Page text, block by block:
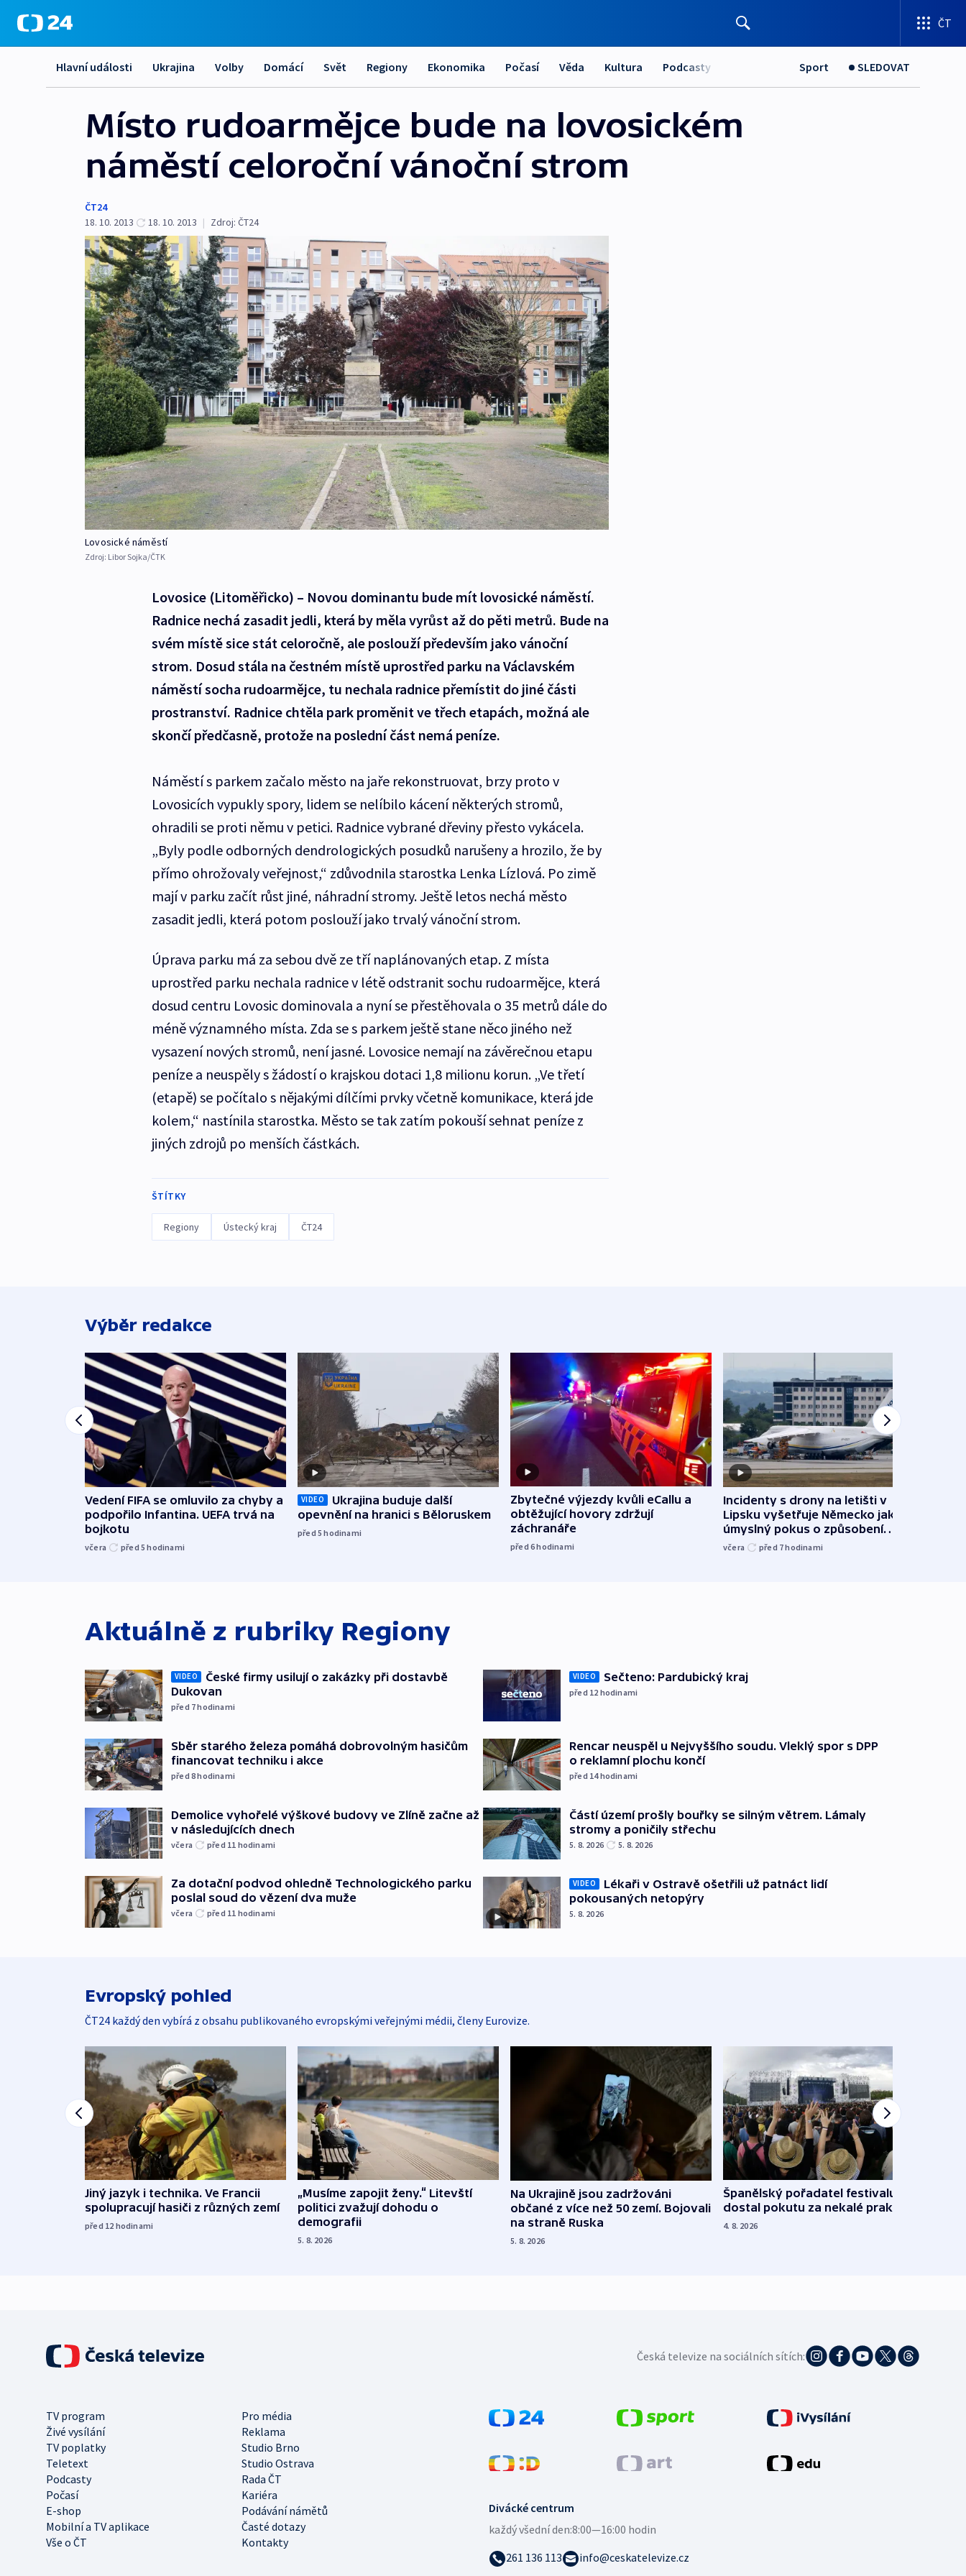
ČT
Hlavní události Ukrajina Volby Domácí Svět Regiony Ekonomika Počasí Věda Kultura Podcasty Sport SLEDOVAT
Místo rudoarmějce bude na lovosickém
náměstí celoroční vánoční strom
ČT24
18. 10. 2013
18. 10. 2013 | Zdroj: ČT24
Lovosické náměstí
Zdroj: Libor Sojka/ČTK
Lovosice (Litoměřicko) – Novou dominantu bude mít lovosické náměstí.
Radnice nechá zasadit jedli, která by měla vyrůst až do pěti metrů. Bude na
svém místě sice stát celoročně, ale poslouží především jako vánoční
strom. Dosud stála na čestném místě uprostřed parku na Václavském
náměstí socha rudoarmějce, tu nechala radnice přemístit do jiné části
prostranství. Radnice chtěla park proměnit ve třech etapách, možná ale
skončí předčasně, protože na poslední část nemá peníze.
Náměstí s parkem začalo město na jaře rekonstruovat, brzy proto v
Lovosicích vypukly spory, lidem se nelíbilo kácení některých stromů,
ohradili se proti němu v petici. Radnice vybrané dřeviny přesto vykácela.
„Byly podle odborných dendrologických posudků narušeny a hrozilo, že by
přímo ohrožovaly veřejnost,“ zdůvodnila starostka Lenka Lízlová. Po zimě
mají v parku začít růst jiné, náhradní stromy. Ještě letos nechá město
zasadit jedli, která potom poslouží jako trvalý vánoční strom.
Úprava parku má za sebou dvě ze tří naplánovaných etap. Z místa
uprostřed parku nechala radnice v létě odstranit sochu rudoarmějce, která
dosud centru Lovosic dominovala a nyní se přestěhovala o 35 metrů dále do
méně významného místa. Zda se s parkem ještě stane něco jiného než
vysazení nových stromů, není jasné. Lovosice nemají na závěrečnou etapu
peníze a neuspěly s žádostí o krajskou dotaci 1,8 milionu korun. „Ve třetí
(etapě) se počítalo s nějakými dílčími prvky včetně komunikace, která jde
kolem,“ nastínila starostka. Město se tak zatím pokouší sehnat peníze z
jiných zdrojů po menších částkách.
ŠTÍTKY
Regiony Ústecký kraj ČT24
Výběr redakce
Vedení FIFA se omluvilo za chyby a
podpořilo Infantina. UEFA trvá na
bojkotu
včera před 5hodinami
VIDEO
Ukrajina buduje další
opevnění na hranici s Běloruskem
před 5hodinami
Zbytečné výjezdy kvůli eCallu a
obtěžující hovory zdržují
záchranáře
před 6hodinami
Incidenty s drony na letišti v
Lipsku vyšetřuje Německo jako
úmyslný pokus o způsobení
exploze
včera před 7hodinami
Aktuálně z rubriky Regiony
VIDEO
České firmy usilují o zakázky při dostavbě
Dukovan
před 7hodinami
Sběr starého železa pomáhá dobrovolným hasičům
financovat techniku i akce
před 8hodinami
Demolice vyhořelé výškové budovy ve Zlíně začne až
v následujících dnech
včera před 11 hodinami
Za dotační podvod ohledně Technologického parku
poslal soud do vězení dva muže
včera před 11 hodinami
VIDEO Sečteno: Pardubický kraj
před 12 hodinami
Rencar neuspěl u Nejvyššího soudu. Vleklý spor s DPP
o reklamní plochu končí
před 14hodinami
Částí území prošly bouřky se silným větrem. Lámaly
stromy a poničily střechu
5. 8. 2026 5. 8. 2026
VIDEO
Lékaři v Ostravě ošetřili už patnáct lidí
pokousaných netopýry
5. 8. 2026
Evropský pohled
ČT24 každý den vybírá z obsahu publikovaného evropskými veřejnými médii, členy Eurovize.
Jiný jazyk i technika. Ve Francii
spolupracují hasiči z různých zemí
před 12 hodinami
„Musíme zapojit ženy.“ Litevští
politici zvažují dohodu o
demografii
5. 8. 2026
Na Ukrajině jsou zadržováni
občané z více než 50 zemí. Bojovali
na straně Ruska
5. 8. 2026
Španělský pořadatel festivalu
dostal pokutu za nekalé praktiky
4. 8. 2026
Česká televize na sociálních sítích:
TV program
Pro média
Živé vysílání
Reklama
TV poplatky
Studio Brno
Teletext
Studio Ostrava
Podcasty
Rada ČT
Počasí
Kariéra
E-shop
Podávání námětů
Mobilní a TV aplikace
Časté dotazy
Vše o ČT
Kontakty
Divácké centrum
každý všední den:8:00—16:00 hodin
261 136 113
info@ceskatelevize.cz